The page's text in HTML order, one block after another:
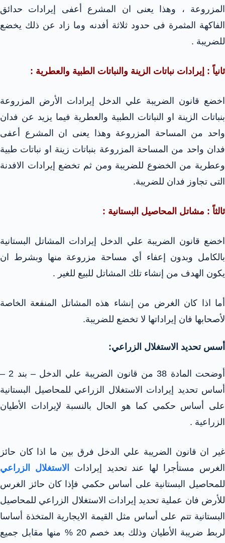
المزروعة ، وهذا يعنى ان المشرع أعفى إيرادات حدائق
الفاكهة المثمرة فى حدود ثلاثة أفدنه وما زاد عن ذلك يخضع
للضريبة .
ثانياً : إيرادات نباتات الزينة والنباتات الطبية والعطرية :
اخضع قانون الضريبة علي الدخل إيرادات الأرض المزروعة
بنباتات الزينة او النباتات الطبية والعطرية فيما يزيد عن فدان
واحد من المساحة المزروعة وهذا يعنى ان المشرع أعفى
فدان واحد من المساحة المزروعة بنباتات زينة او نباتات طبية
وعطرية من الخضوع للضريبة ومن ثم تخضع إيرادات الافدنة
التى تجاوز فدان للضريبة.
ثالثاً : مشاتل المحاصيل البستانية :
اخضع قانون الضريبة علي الدخل إيرادات المشاتل البستانية
بالكامل وبدون إعفاء أي مساحة مزروعة منها وبشرط ان
يكون الهدف من إنشاء تلك المشاتل للبيع للغير .
أما اذا كان الغرض من إنشاء هذه المشاتل المنفعة الخاصة
لأصحابها فان إيراداتها لا تخضع للضريبة.
أسس تحديد الاستغلال الزراعي:
أوضحت المادة 38 من قانون الضريبة علي الدخل – بند 2 –
أساس تحديد إيرادات الاستغلال الزراعي للمحاصيل البستانية
على أساس حكمي كما هو الحال بالنسبة لإيرادات الأطيان
الزراعية .
غير ان قانون الضريبة علي الدخل فرق بين ما اذا كان حائز
الغرس مستأجرا لها عند تحديد إيرادات
الاستغلال الزراعي
للمحاصيل البستانية على أساس حكمي فإذا كان حائز الغرس
للأرض فان عملية تحديد إيرادات الاستغلال الزراعي للمحاصيل
البستانية تتم على أساس مثل القيمة الايجارية المتخذة أساسا
لربط ضريبة الأطيان وذلك بعد خصم 20 % منها مقابل جميع